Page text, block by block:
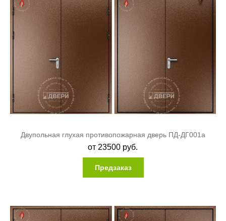
Двупольная глухая противопожарная дверь ПД-ДГ001a
от 23500 руб.
Предзаказ